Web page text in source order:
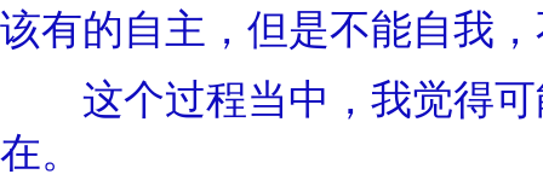
该有的自主，但是不能自我
这个过程当中，我觉得可
在。